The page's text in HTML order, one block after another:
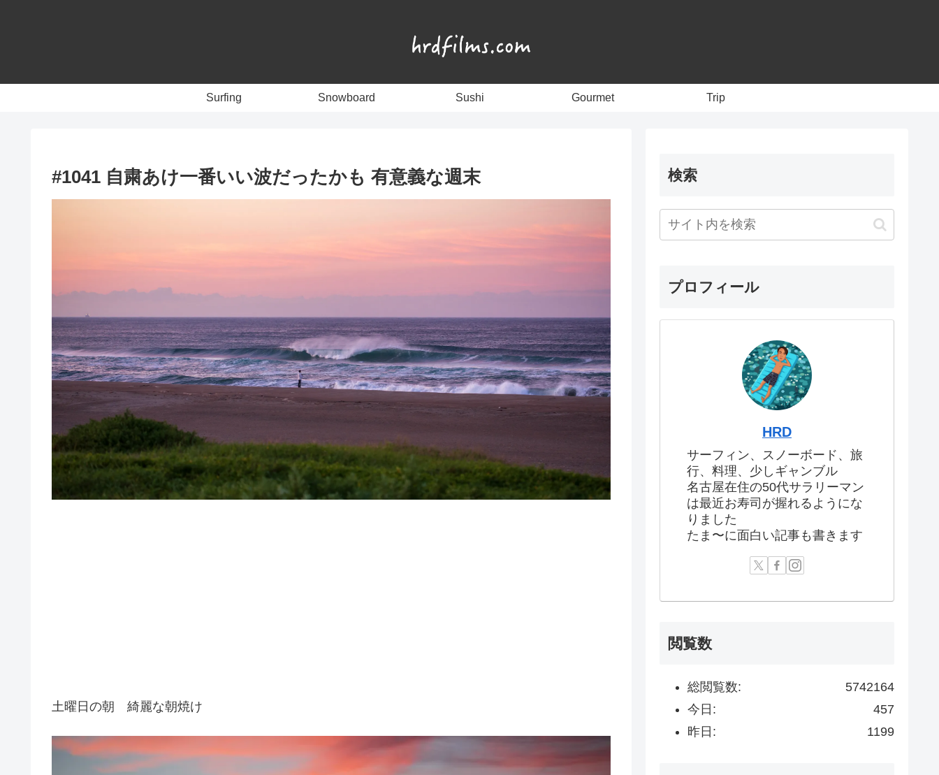
Surfing Snowboard Sushi Gourmet Trip
#1041 自粛あけ一番いい波だったかも 有意義な週末
土曜日の朝 綺麗な朝焼け
検索
プロフィール
HRD
サーフィン、スノーボード、旅
行、料理、少しギャンブル
名古屋在住の50代サラリーマン
は最近お寿司が握れるようにな
りました
たま〜に面白い記事も書きます
閲覧数
5742164
総閲覧数:
457
今日:
1199
昨日: